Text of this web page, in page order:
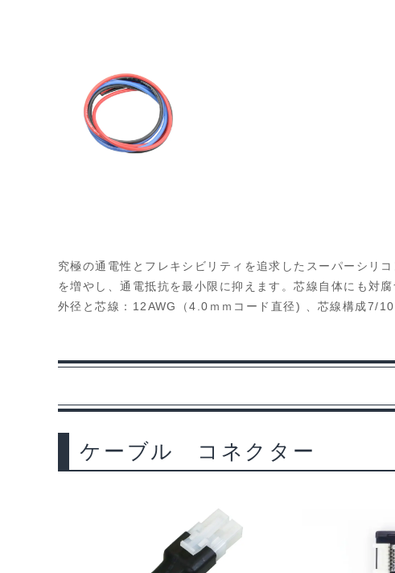
究極の通電性とフレキシビリティを追求したスーパーシリ
を増やし、通電抵抗を最小限に抑えます。芯線自体にも対
外径と芯線：12AWG（4.0ｍｍコード直径) 、芯線構成7/
ケーブル コネクター